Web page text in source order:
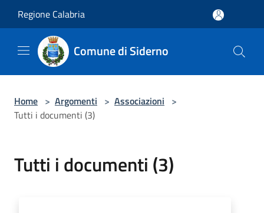
Regione Calabria
Comune di Siderno
Home > Argomenti > Associazioni >
Tutti i documenti (3)
Tutti i documenti (3)